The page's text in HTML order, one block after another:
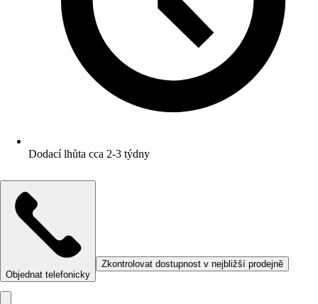
Dodací lhůta cca 2-3 týdny
Objednat telefonicky
Zkontrolovat dostupnost v nejbližší prodejně